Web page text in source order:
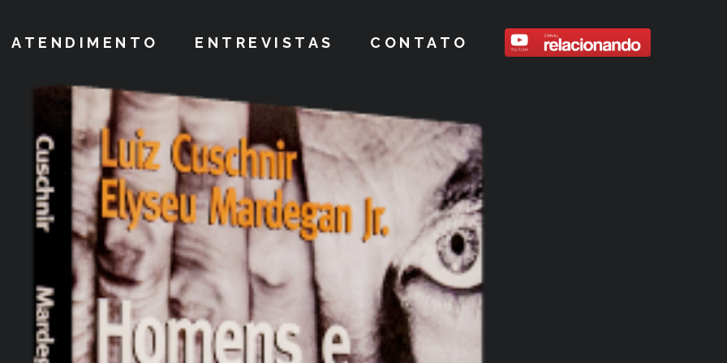
ATENDIMENTO ENTREVISTAS CONTATO